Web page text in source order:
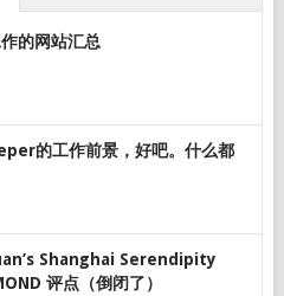
的网站汇总
的工作前景，好吧。什么都
Shanghai Serendipity
评点（倒闭了）